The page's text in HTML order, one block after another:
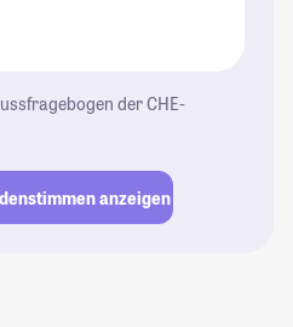
der CHE-
anzeigen